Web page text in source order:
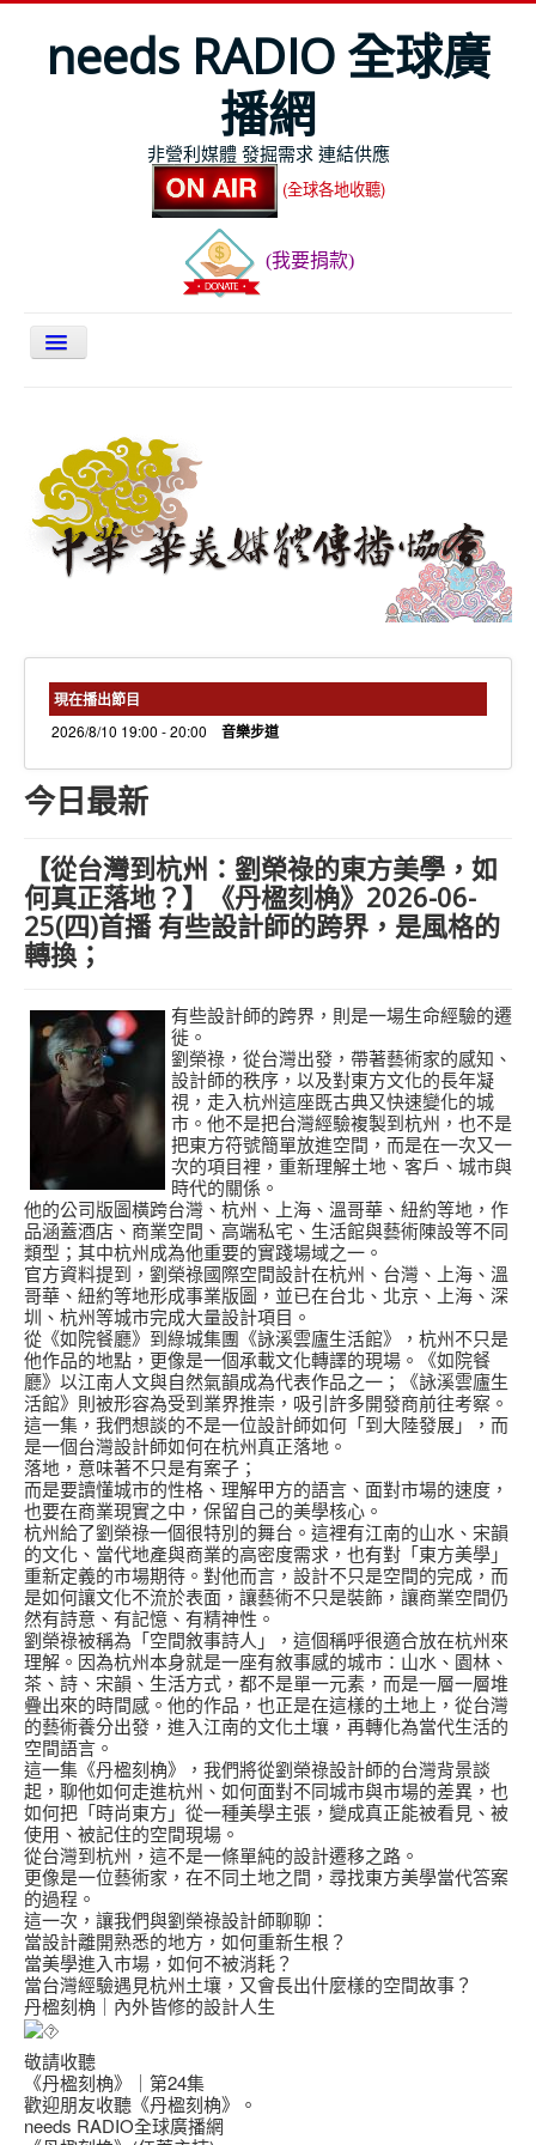
needs RADIO 全球廣
播網
非營利媒體 發掘需求 連結供應
(全球各地收聽)
(我要捐款)
今日最新
節目表
全球Live收聽
needs 專欄
線上捐款
現在播出節目
2026/8/10 19:00 - 20:00 音樂步道
今日最新
【從台灣到杭州：劉榮祿的東方美學，如
何真正落地？】《丹楹刻桷》2026-06-
25(四)首播 有些設計師的跨界，是風格的
轉換；
有些設計師的跨界，則是一場生命經驗的遷
徙。
劉榮祿，從台灣出發，帶著藝術家的感知、
設計師的秩序，以及對東方文化的長年凝
視，走入杭州這座既古典又快速變化的城
市。他不是把台灣經驗複製到杭州，也不是
把東方符號簡單放進空間，而是在一次又一
次的項目裡，重新理解土地、客戶、城市與
時代的關係。
他的公司版圖橫跨台灣、杭州、上海、溫哥華、紐約等地，作
品涵蓋酒店、商業空間、高端私宅、生活館與藝術陳設等不同
類型；其中杭州成為他重要的實踐場域之一。
官方資料提到，劉榮祿國際空間設計在杭州、台灣、上海、溫
哥華、紐約等地形成事業版圖，並已在台北、北京、上海、深
圳、杭州等城市完成大量設計項目。
從《如院餐廳》到綠城集團《詠溪雲廬生活館》，杭州不只是
他作品的地點，更像是一個承載文化轉譯的現場。《如院餐
廳》以江南人文與自然氣韻成為代表作品之一；《詠溪雲廬生
活館》則被形容為受到業界推崇，吸引許多開發商前往考察。
這一集，我們想談的不是一位設計師如何「到大陸發展」，而
是一個台灣設計師如何在杭州真正落地。
落地，意味著不只是有案子；
而是要讀懂城市的性格、理解甲方的語言、面對市場的速度，
也要在商業現實之中，保留自己的美學核心。
杭州給了劉榮祿一個很特別的舞台。這裡有江南的山水、宋韻
的文化、當代地產與商業的高密度需求，也有對「東方美學」
重新定義的市場期待。對他而言，設計不只是空間的完成，而
是如何讓文化不流於表面，讓藝術不只是裝飾，讓商業空間仍
然有詩意、有記憶、有精神性。
劉榮祿被稱為「空間敘事詩人」，這個稱呼很適合放在杭州來
理解。因為杭州本身就是一座有敘事感的城市：山水、園林、
茶、詩、宋韻、生活方式，都不是單一元素，而是一層一層堆
疊出來的時間感。他的作品，也正是在這樣的土地上，從台灣
的藝術養分出發，進入江南的文化土壤，再轉化為當代生活的
空間語言。
這一集《丹楹刻桷》，我們將從劉榮祿設計師的台灣背景談
起，聊他如何走進杭州、如何面對不同城市與市場的差異，也
如何把「時尚東方」從一種美學主張，變成真正能被看見、被
使用、被記住的空間現場。
從台灣到杭州，這不是一條單純的設計遷移之路。
更像是一位藝術家，在不同土地之間，尋找東方美學當代答案
的過程。
這一次，讓我們與劉榮祿設計師聊聊：
當設計離開熟悉的地方，如何重新生根？
當美學進入市場，如何不被消耗？
當台灣經驗遇見杭州土壤，又會長出什麼樣的空間故事？
丹楹刻桷｜內外皆修的設計人生
敬請收聽
《丹楹刻桷》｜第24集
歡迎朋友收聽《丹楹刻桷》。
needs RADIO全球廣播網